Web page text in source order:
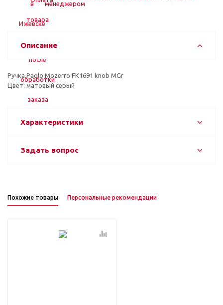
менеджером
Описание
Ручка Paolo Mozerro FK1691 knob МGr
Цвет: матовый серый
Характеристики
Задать вопрос
Похожие товары Персональные рекомендации